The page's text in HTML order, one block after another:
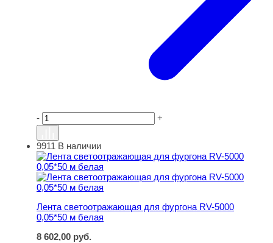
- +
Лента светоотражающая для фургона RV-5000 0,05*50
9911 В наличии
Лента светоотражающая для фургона RV-5000
0,05*50 м белая
8 602,00 руб.